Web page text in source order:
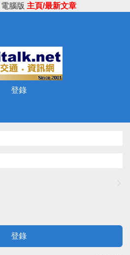
電腦版 主頁/最新文章
登錄
登錄